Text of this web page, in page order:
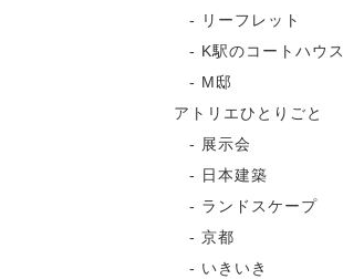
リーフレット
K駅のコートハウス
M邸
アトリエひとりごと
展示会
日本建築
ランドスケープ
京都
いきいき